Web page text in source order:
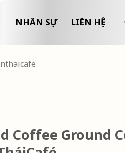
NHÂN SỰ LIÊN HỆ
Coffee Ground